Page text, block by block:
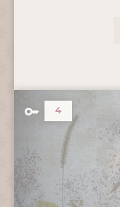
4